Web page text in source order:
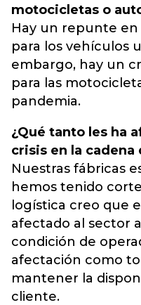
motocicletas o
Hay un repunte
para los vehículos
embargo, hay un
para las
pandemia.
¿Qué tanto les ha
crisis en la
Nuestras fábricas
hemos tenido
logística creo que
afectado al sector
condición de
afectación como
mantener la
cliente.